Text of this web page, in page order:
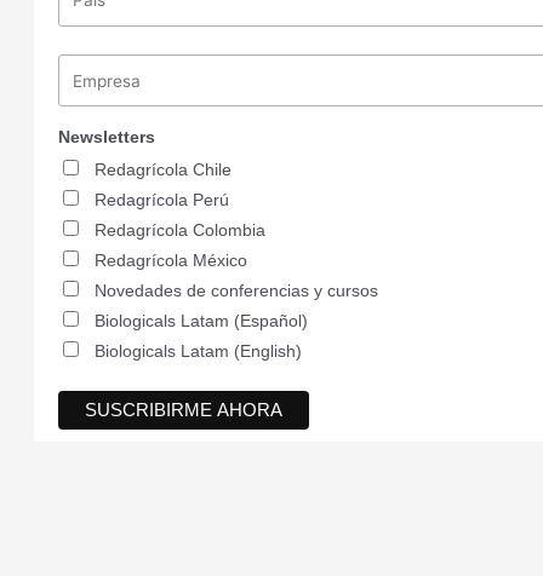
Newsletters
Redagrícola Chile
Redagrícola Perú
Redagrícola Colombia
Redagrícola México
Novedades de conferencias y cursos
Biologicals Latam (Español)
Biologicals Latam (English)